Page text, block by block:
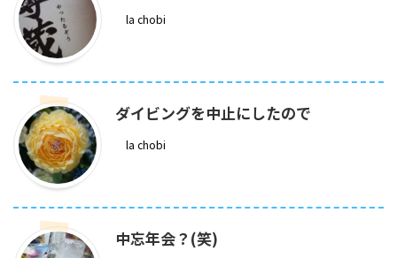
la chobi
ダイビングを中止にしたので
la chobi
中忘年会？(笑)